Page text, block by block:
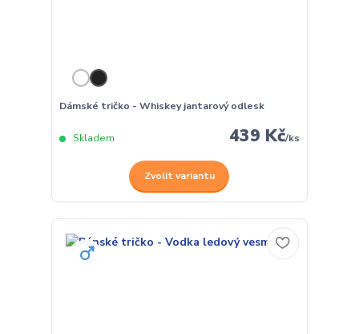
Dámské tričko - Whiskey jantarový odlesk
439 Kč/ks
Skladem
Zvolit variantu